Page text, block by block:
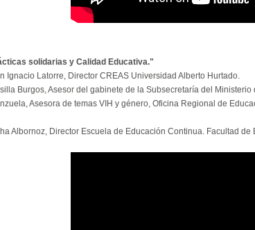
solidarias y Calidad Educativa."
Ignacio Latorre, Director CREAS Universidad Alberto Hurtado.
Burgos, Asesor del gabinete de la Subsecretaría del Ministerio
Asesora de temas VIH y género, Oficina Regional de
Albornoz, Director Escuela de Educación Continua. Facultad